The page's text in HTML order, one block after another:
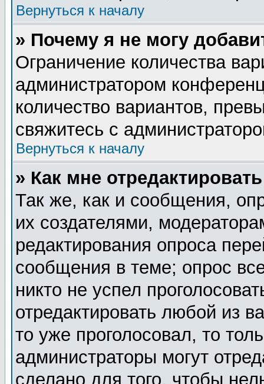
Вернуться к началу
» Почему я не могу
Ограничение количества
администратором
количество вариантов,
свяжитесь с
Вернуться к началу
» Как мне
Так же, как и сообщения,
их создателями,
редактирования опроса
сообщения в теме; опрос
никто не успел
отредактировать любой из
то уже проголосовал, то
администраторы могут
сделано для того, чтобы